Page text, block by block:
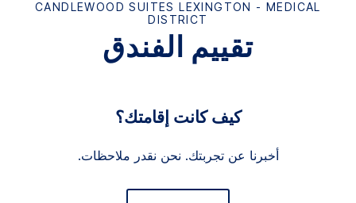
CANDLEWOOD SUITES LEXINGTON - MEDICAL
DISTRICT
تقييم الفندق
كيف كانت إقامتك؟
أخبرنا عن تجربتك. نحن نقدر ملاحظات.